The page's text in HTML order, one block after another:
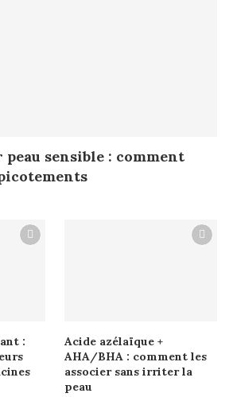
sensible : comment
:
Acide azélaïque +
AHA/BHA : comment les
associer sans irriter la
peau